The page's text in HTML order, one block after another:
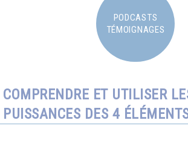
PODCASTS
TÉMOIGNAGES
COMPRENDRE ET UTILISER
PUISSANCES DES 4